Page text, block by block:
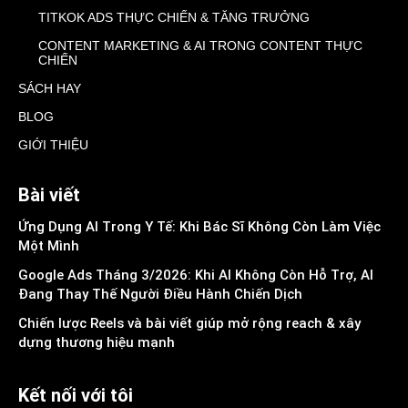
TITKOK ADS THỰC CHIẾN & TĂNG TRƯỞNG
CONTENT MARKETING & AI TRONG CONTENT THỰC
CHIẾN
SÁCH HAY
BLOG
GIỚI THIỆU
Bài viết
Ứng Dụng AI Trong Y Tế: Khi Bác Sĩ Không Còn Làm Việc
Một Mình
Google Ads Tháng 3/2026: Khi AI Không Còn Hỗ Trợ, AI
Đang Thay Thế Người Điều Hành Chiến Dịch
Chiến lược Reels và bài viết giúp mở rộng reach & xây
dựng thương hiệu mạnh
Kết nối với tôi